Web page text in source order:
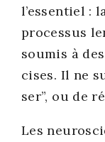
l’essentiel :
pro­ces­sus
sou­mis à
cises. Il ne
ser”, ou de
Les